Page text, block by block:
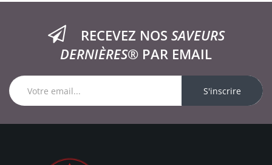
RECEVEZ NOS SAVEURS
DERNIÈRES® PAR EMAIL
S'inscrire